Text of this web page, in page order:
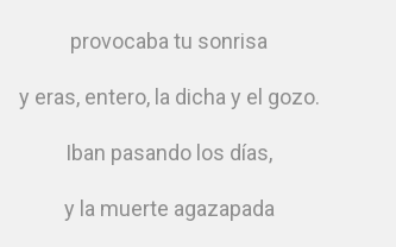
provocaba tu sonrisa
y eras, entero, la dicha y el gozo.
Iban pasando los días,
y la muerte agazapada